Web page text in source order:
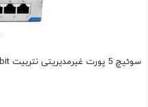
سوئیچ 5 پورت غیرمدیریتی نتربیت Neterbit مدل NGS-1005C